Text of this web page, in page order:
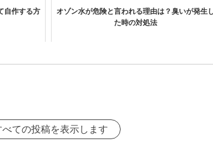
自作する方
オゾン水が危険と言われる理由は？臭いが発生
た時の対処法
べての投稿を表示します